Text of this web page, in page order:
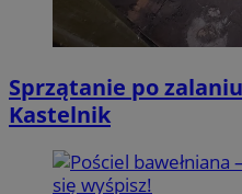
Sprzątanie po
Kastelnik